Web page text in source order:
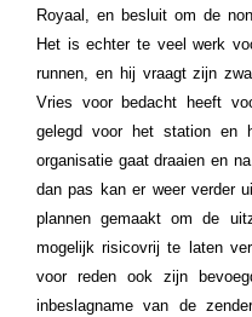
Royaal, en besluit om de
Het is echter te veel werk
runnen, en hij vraagt zijn
Vries voor bedacht heeft
gelegd voor het station en
organisatie gaat draaien en
dan pas kan er weer verder
plannen gemaakt om de
mogelijk risicovrij te laten
voor reden ook zijn
inbeslagname van de